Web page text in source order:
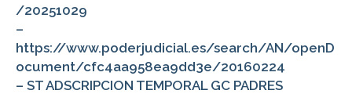
/20251029
–
https://www.poderjudicial.es/search/AN/openD
ocument/cfc4aa958ea9dd3e/20160224
– ST ADSCRIPCION TEMPORAL GC PADRES